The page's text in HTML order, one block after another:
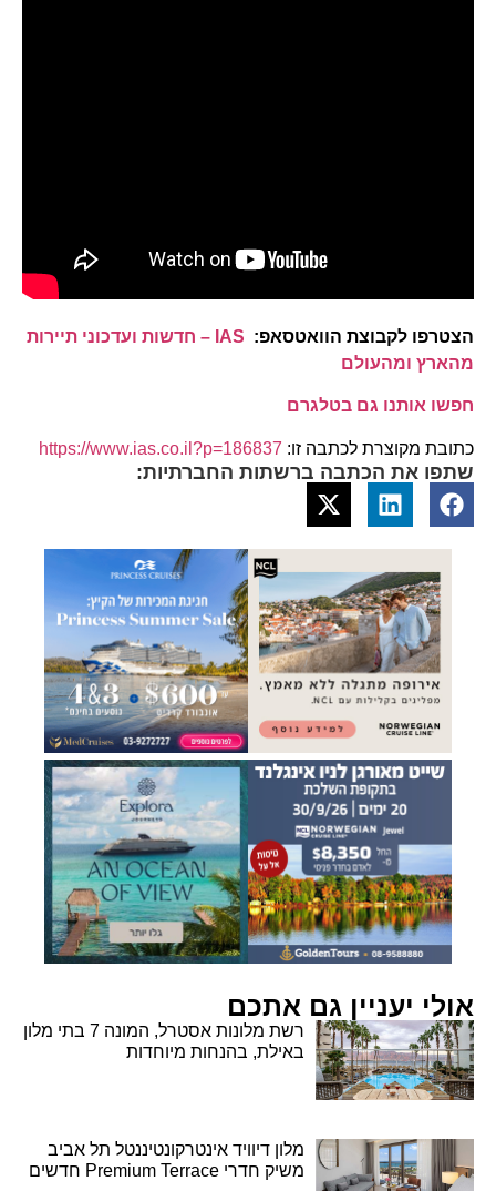
הצטרפו לקבוצת הוואטסאפ:
IAS – חדשות ועדכוני תיירות
מהארץ ומהעולם
חפשו אותנו גם בטלגרם
כתובת מקוצרת לכתבה זו: https://www.ias.co.il?p=186837
שתפו את הכתבה ברשתות החברתיות:
אולי יעניין גם אתכם
רשת מלונות אסטרל, המונה 7 בתי מלון
באילת, בהנחות מיוחדות
מלון דיוויד אינטרקונטיננטל תל אביב
משיק חדרי Premium Terrace חדשים